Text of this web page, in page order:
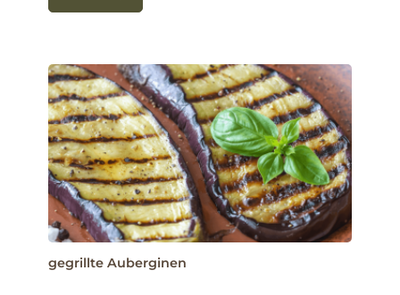
gegrillte Auberginen